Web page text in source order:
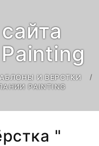
И ВЕРСТКИ
PAINTING
"